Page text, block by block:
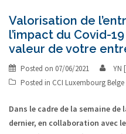
Valorisation de
l’impact du Covid-
valeur de votre
Posted on 07/06/2021
YN
Posted in CCI Luxembourg Belge
Dans le cadre de la semaine
dernier, en collaboration avec